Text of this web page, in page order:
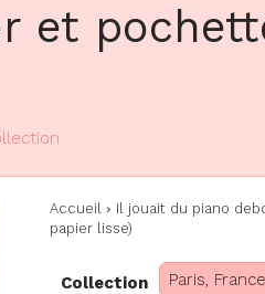
et
Accueil
Il jouait du piano
papier lisse)
Collection Paris,